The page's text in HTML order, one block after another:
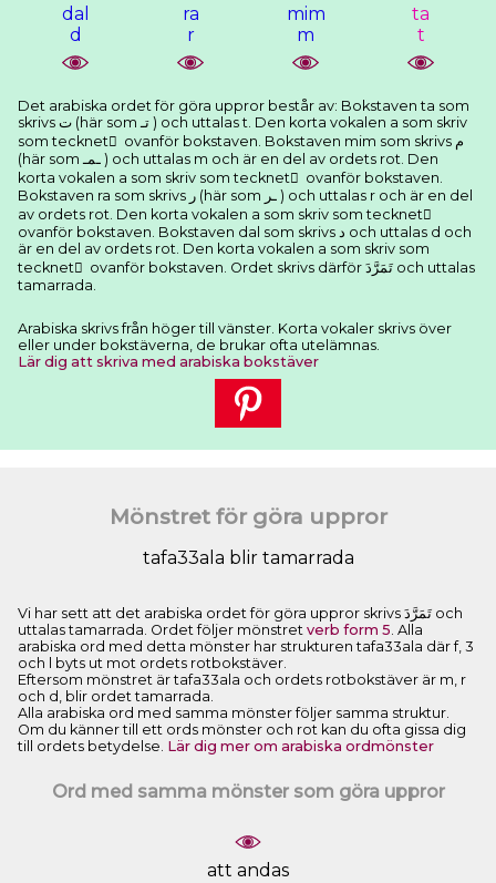
ta
t
mim
m
ra
r
dal
d
Det arabiska ordet för göra uppror består av: Bokstaven ta som
skrivs ﺕ (här som ﺗـ ) och uttalas t. Den korta vokalen a som skriv
som tecknet َ ovanför bokstaven. Bokstaven mim som skrivs ﻡ
(här som ـﻤـ ) och uttalas m och är en del av ordets rot. Den
korta vokalen a som skriv som tecknet َ ovanför bokstaven.
Bokstaven ra som skrivs ﺭ (här som ـﺮ ) och uttalas r och är en del
av ordets rot. Den korta vokalen a som skriv som tecknet َ
ovanför bokstaven. Bokstaven dal som skrivs ﺩ och uttalas d och
är en del av ordets rot. Den korta vokalen a som skriv som
tecknet َ ovanför bokstaven. Ordet skrivs därför ﺗَﻤَﺮَّﺩَ och uttalas
tamarrada.
Arabiska skrivs från höger till vänster. Korta vokaler skrivs över
eller under bokstäverna, de brukar ofta utelämnas.
Lär dig att skriva med arabiska bokstäver
Mönstret för göra uppror
tafa33ala blir tamarrada
Vi har sett att det arabiska ordet för göra uppror skrivs ﺗَﻤَﺮَّﺩَ och
uttalas tamarrada. Ordet följer mönstret verb form 5 . Alla
arabiska ord med detta mönster har strukturen tafa33ala där f, 3
och l byts ut mot ordets rotbokstäver.
Eftersom mönstret är tafa33ala och ordets rotbokstäver är m, r
och d, blir ordet tamarrada.
Alla arabiska ord med samma mönster följer samma struktur.
Om du känner till ett ords mönster och rot kan du ofta gissa dig
till ordets betydelse. Lär dig mer om arabiska ordmönster
Ord med samma mönster som göra uppror
att andas